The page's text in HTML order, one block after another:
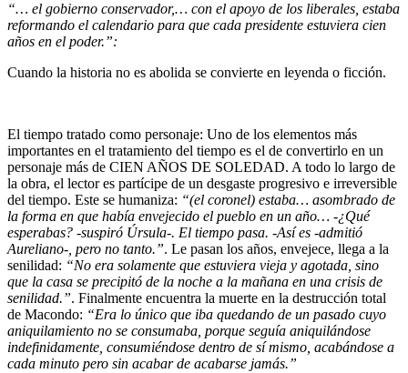
“… el gobierno conservador,… con el apoyo de los liberales, estaba
reformando el calendario para que cada presidente estuviera cien
años en el poder.”:
Cuando la historia no es abolida se convierte en leyenda o ficción.
El tiempo tratado como personaje: Uno de los elementos más
importantes en el tratamiento del tiempo es el de convertirlo en un
personaje más de CIEN AÑOS DE SOLEDAD. A todo lo largo de
la obra, el lector es partícipe de un desgaste progresivo e irreversible
del tiempo. Este se humaniza: “(el coronel) estaba… asombrado de
la forma en que había envejecido el pueblo en un año… -¿Qué
esperabas? -suspiró Úrsula-. El tiempo pasa. -Así es -admitió
Aureliano-, pero no tanto.”. Le pasan los años, envejece, llega a la
senilidad: “No era solamente que estuviera vieja y agotada, sino
que la casa se precipitó de la noche a la mañana en una crisis de
senilidad.”. Finalmente encuentra la muerte en la destrucción total
de Macondo: “Era lo único que iba quedando de un pasado cuyo
aniquilamiento no se consumaba, porque seguía aniquilándose
indefinidamente, consumiéndose dentro de sí mismo, acabándose a
cada minuto pero sin acabar de acabarse jamás.”